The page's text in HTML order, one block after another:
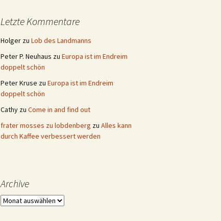
Letzte Kommentare
Holger zu Lob des Landmanns
Peter P. Neuhaus zu Europa ist im Endreim
doppelt schön
Peter Kruse zu Europa ist im Endreim
doppelt schön
Cathy zu Come in and find out
frater mosses zu lobdenberg zu Alles kann
durch Kaffee verbessert werden
Archive
Archive